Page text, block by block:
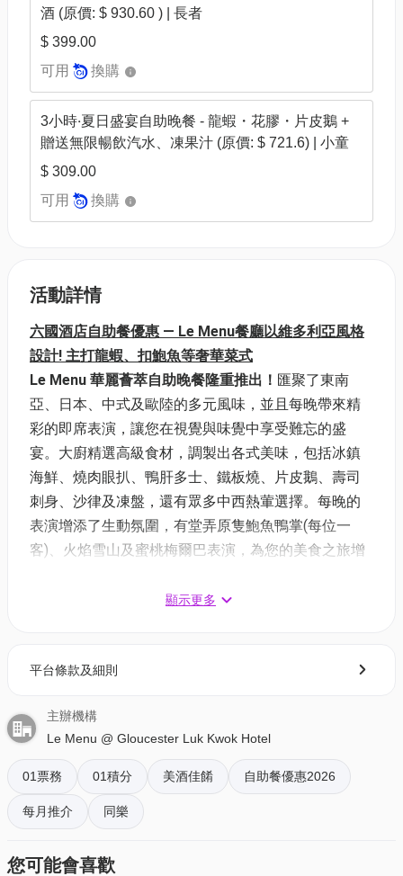
酒 (原價: $ 930.60 ) | 長者
$ 399.00
可用
換購
3小時‧夏日盛宴自助晚餐 - 龍蝦・花膠・片皮鵝 +
贈送無限暢飲汽水、凍果汁 (原價: $ 721.6) | 小童
$ 309.00
可用
換購
活動詳情
六國酒店自助餐優惠 — Le Menu餐廳以維多利亞風格
設計! 主打龍蝦、扣鮑魚等奢華菜式
Le Menu 華麗薈萃自助晚餐隆重推出！ 匯聚了東南
亞、日本、中式及歐陸的多元風味，並且每晚帶來精
彩的即席表演，讓您在視覺與味覺中享受難忘的盛
宴。大廚精選高級食材，調製出各式美味，包括冰鎮
海鮮、燒肉眼扒、鴨肝多士、鐵板燒、片皮鵝、壽司
刺身、沙律及凍盤，還有眾多中西熱葷選擇。每晚的
表演增添了生動氛圍，有堂弄原隻鮑魚鴨掌(每位一
客)、火焰雪山及蜜桃梅爾巴表演，為您的美食之旅增
「夏日盛宴自助晚餐 - 龍蝦・花膠・片皮鵝」自助晚餐
適用於週五至週日及公眾假期
每位成人：$499 | 原價: $1,040.6 | 5折
每位長者：$399 | 原價: $930.6 | 44折
每位兒童：$309 | 原價: $721.6 | 47折
＊凡於生日月份惠顧自助晚餐, 可獲贈迷你蛋糕乙個(請
＊凡惠顧自助晚餐可享免費泊車(泊車時段僅限晚上6時
顯示更多
平台條款及細則
主辦機構
Le Menu @ Gloucester Luk Kwok Hotel
01票務 01積分 美酒佳餚 自助餐優惠2026
每月推介 同樂
您可能會喜歡